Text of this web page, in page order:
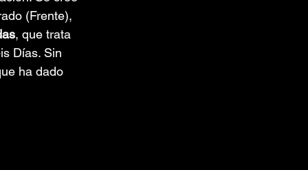
(Frente),
, que trata
Días. Sin
ha dado